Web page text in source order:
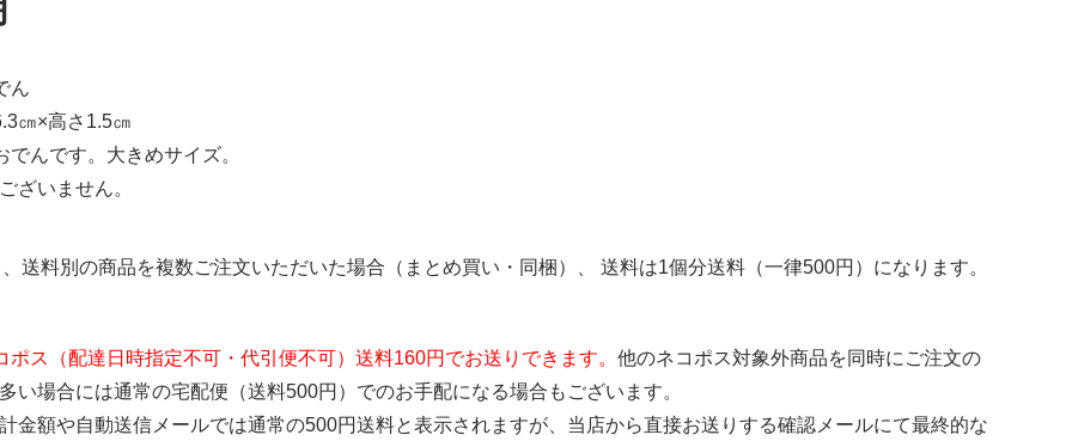
ん
㎝×高さ1.5㎝
でんです。大きめサイズ。
ざいません。
送料別の商品を複数ご注文いただいた場合（まとめ買い・同梱）、 送料は1個分送料（一律500円）になります。
ポス（配達日時指定不可・代引便不可）送料160円でお送りできます。 他のネコポス対象外商品を同時にご注文の
い場合には通常の宅配便（送料500円）でのお手配になる場合もございます。
金額や自動送信メールでは通常の500円送料と表示されますが、当店から直接お送りする確認メールにて最終的な